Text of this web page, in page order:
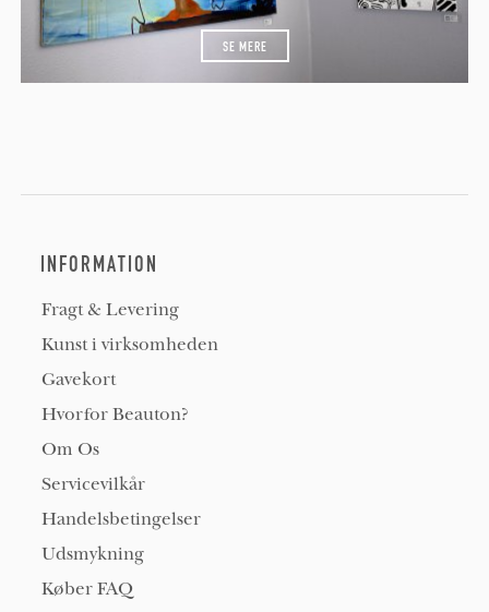
SE MERE
INFORMATION
Fragt & Levering
Kunst i virksomheden
Gavekort
Hvorfor Beauton?
Om Os
Servicevilkår
Handelsbetingelser
Udsmykning
Køber FAQ